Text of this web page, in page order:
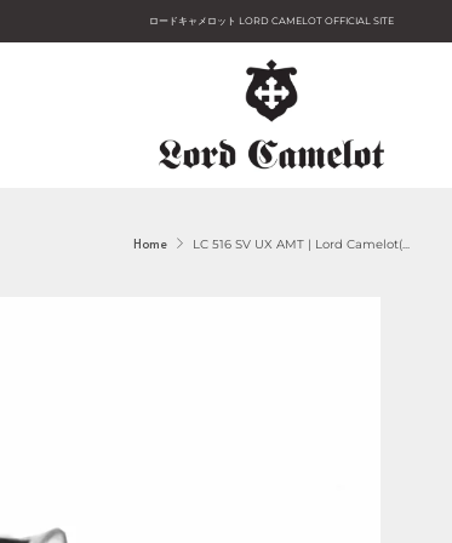
ロードキャメロット LORD CAMELOT OFFICIAL SITE
Home LC 516 SV UX AMT | Lord Camelot(...